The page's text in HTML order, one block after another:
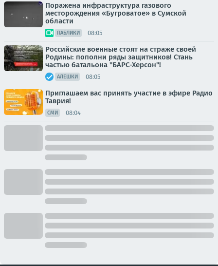
Поражена инфраструктура газового
месторождения «Бугроватое» в Сумской
области
ПАБЛИКИ 08:05
Российские военные стоят на страже своей
Родины: пополни ряды защитников! Стань
частью батальона "БАРС-Херсон"!
АЛЕШКИ 08:05
Приглашаем вас принять участие в эфире Радио
Таврия!
СМИ 08:04